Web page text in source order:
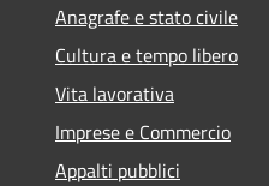
Anagrafe e stato civile
Cultura e tempo libero
Vita lavorativa
Imprese e Commercio
Appalti pubblici